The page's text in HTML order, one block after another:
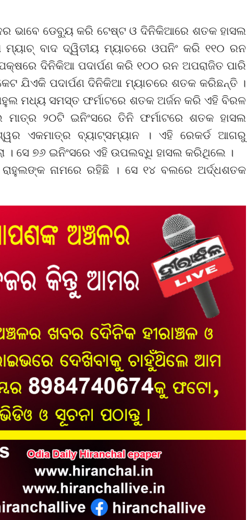
ଭାବେ ଡେବ୍ୟୁ କରି ଟେଷ୍ଟ ଓ ଦିନିକିଆରେ ଶତକ ହାସଲ
ବାଦ ଦ୍ୱିତୀୟ ମ୍ୟାଚରେ ଓପନିଂ କରି ୧୧୦ ରନ
ଦିନିକିଆ ପଦାର୍ପଣ କରି ୧୦୦ ରନ ଅପରାଜିତ ପାରି
ଯିଏକି ପଦାର୍ପଣ ଦିନିକିଆ ମ୍ୟାଚରେ ଶତକ କରିଛନ୍ତି ।
ମଧ୍ୟ ସମସ୍ତ ଫର୍ମାଟରେ ଶତକ ଅର୍ଜନ କରି ଏହି ବିରଳ
ମାତ୍ର ୨୦ଟି ଇନିଂସରେ ତିନି ଫର୍ମାଟରେ ଶତକ ହାସଲ
ଏକମାତ୍ର ବ୍ୟାଟ୍ସମ୍ୟାନ । ଏହି ରେକର୍ଡ ଆଗରୁ
। ସେ ୭୬ ଇନିଂସରେ ଏହି ଉପଲବ୍ଧି ହାସଲ କରିଥିଲେ ।
ନାମରେ ରହିଛି । ସେ ୧୪ ବଲରେ ଅର୍ଦ୍ଧଶତକ